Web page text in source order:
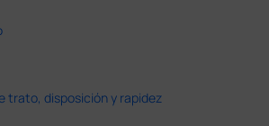
trato, disposición y rapidez